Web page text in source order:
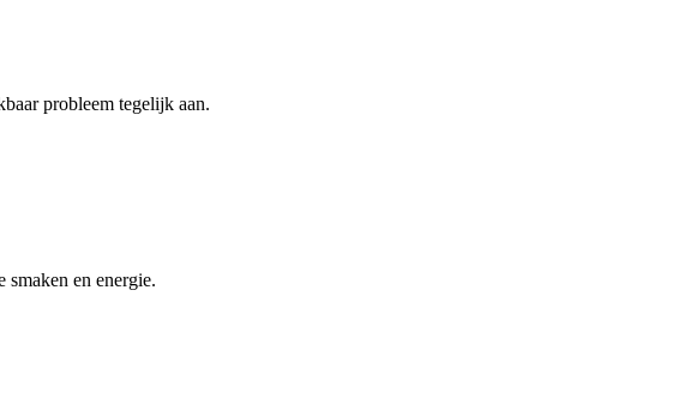
probleem tegelijk aan.
en energie.